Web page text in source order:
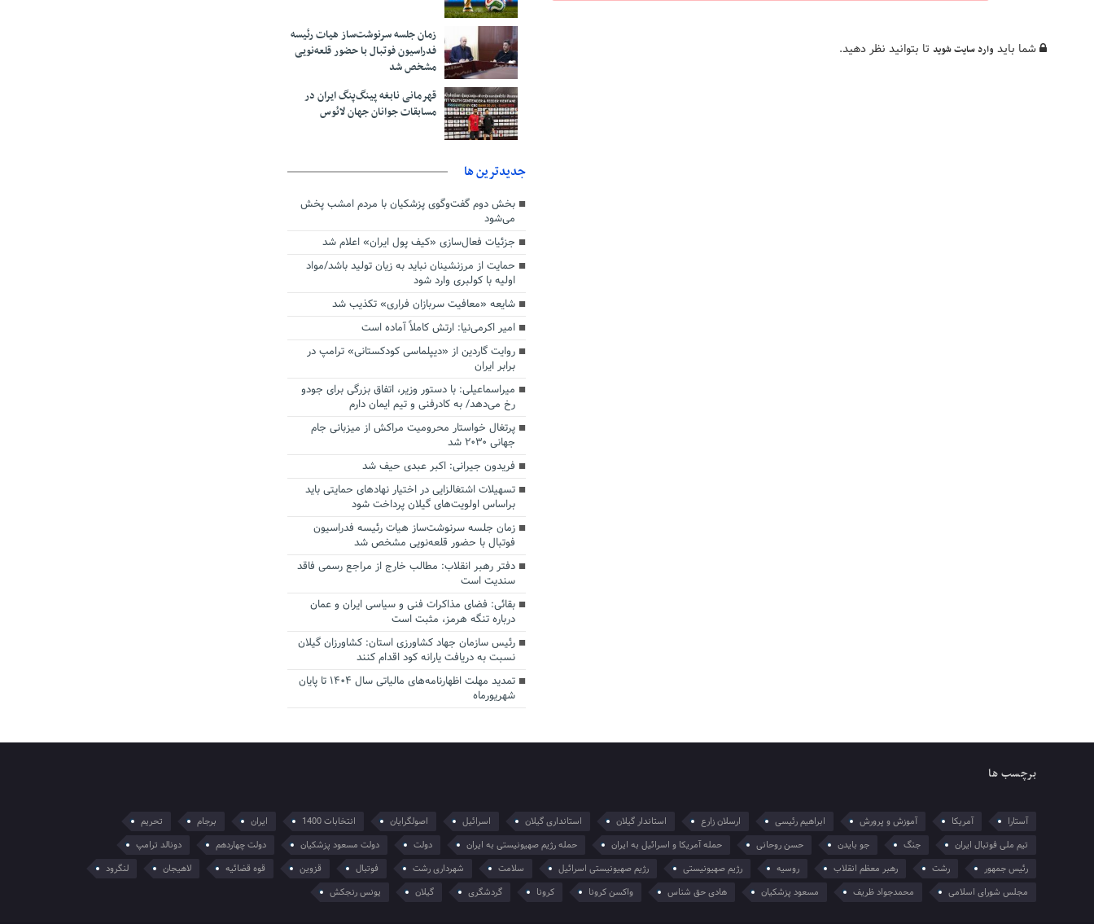
شما باید وارد سایت شوید تا بتوانید نظر دهید.
زمان جلسه سرنوشت‌ساز هیات رئیسه
فدراسیون فوتبال با حضور قلعه‌نویی
مشخص شد
قهرمانی نابغه پینگ‌پنگ ایران در
مسابقات جوانان جهان لائوس
جديدترين ها
بخش دوم گفت‌وگوی پزشکیان با مردم امشب پخش
می‌شود
جزئیات فعال‌سازی «کیف پول ایران» اعلام شد
حمایت از مرزنشینان نباید به زیان تولید باشد/مواد
اولیه با کولبری وارد شود
شایعه «معافیت سربازان فراری» تکذیب شد
امیر اکرمی‌نیا: ارتش کاملاً آماده است
روایت گاردین از «دیپلماسی کودکستانی» ترامپ در
برابر ایران
میراسماعیلی: با دستور وزیر، اتفاق بزرگی برای جودو
رخ می‌دهد/ به کادرفنی و تیم ایمان دارم
پرتغال خواستار محرومیت مراکش از میزبانی جام
جهانی ۲۰۳۰ شد
فریدون جیرانی: اکبر عبدی حیف شد
تسهیلات اشتغالزایی در اختیار نهادهای حمایتی باید
براساس اولویت‌های گیلان پرداخت شود
زمان جلسه سرنوشت‌ساز هیات رئیسه فدراسیون
فوتبال با حضور قلعه‌نویی مشخص شد
دفتر رهبر انقلاب: مطالب خارج از مراجع رسمی فاقد
سندیت است
بقائی: فضای مذاکرات فنی و سیاسی ایران و عمان
درباره تنگه هرمز، مثبت است
رئیس سازمان جهاد کشاورزی استان: کشاورزان گیلان
نسبت به دریافت یارانه کود اقدام کنند
تمدید مهلت اظهارنامه‌های مالیاتی سال ۱۴۰۴ تا پایان
شهریورماه
برچسب ها
آستارا آمریکا آموزش و پرورش ابراهیم رئیسی ارسلان زارع استاندار گیلان استانداری گیلان اسرائیل اصولگرایان انتخابات 1400 ایران برجام
تحریم
تیم ملی فوتبال ایران
جنگ جو بایدن حسن روحانی حمله آمریکا و اسرائیل به ایران حمله رژیم صهیونیستی به ایران دولت دولت مسعود پزشکیان دولت چهاردهم
دونالد ترامپ
رئیس جمهور
رشت رهبر معظم انقلاب روسیه رژیم صهیونیستی رژیم صهیونیستی اسرائیل سلامت شهرداری رشت فوتبال قزوین قوه قضائیه لاهیجان
لنگرود
مجلس شورای اسلامی
محمدجواد ظریف مسعود پزشکیان هادی حق شناس واکسن کرونا کرونا گردشگری گیلان یونس رنجکش